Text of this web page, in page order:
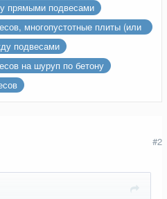
прямыми подвесами
многопустотные плиты (или
подвесами
на шуруп по бетону
#2